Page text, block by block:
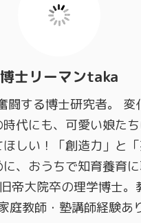
博士リーマンtaka
闘する博士研究者。 変
代にも、可愛い娘た
しい！「創造力」と「
、おうちで知育養育
帝大院卒の理学博士。
庭教師・塾講師経験あ